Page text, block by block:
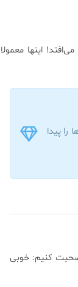
اینها معمولا
را پیدا
صحبت كنیم: خوبی